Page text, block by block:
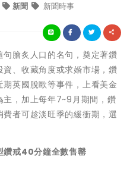
新聞 新聞時事
句膾炙人口的名句，奠定著鑽
、收藏角度或求婚市場，鑽
英國脫歐等事件，上看美金
主，加上每年7~9月期間，鑽
者可趁淡旺季的緩衝期，選
鑽戒40分鐘全數售罄